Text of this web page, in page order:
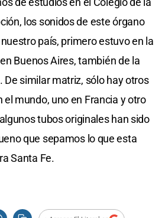
los sonidos de este órgano
país, primero estuvo en la
Buenos Aires, también de la
De similar matriz, sólo hay otros
mundo, uno en Francia y otro
tubos originales han sido
que sepamos lo que esta
Santa Fe.